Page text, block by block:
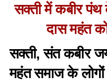
सक्ती में कबीर पंथ
दास महंत
सक्ती, संत कबीर
महंत समाज के लोगों